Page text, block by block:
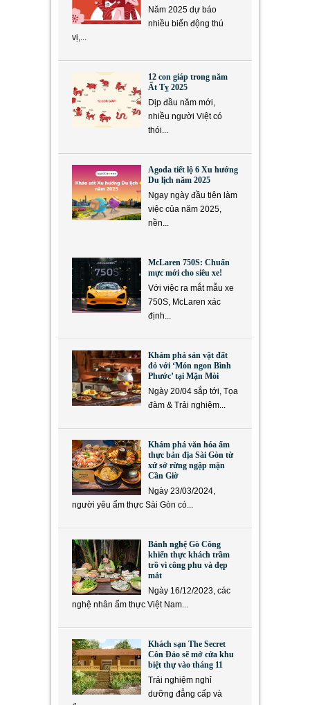
Năm 2025 dự báo
nhiều biến động thú
vị,...
12 con giáp trong năm
Ất Tỵ 2025
Dịp đầu năm mới,
nhiều người Việt có
thói...
Agoda tiết lộ 6 Xu hướng
Du lịch năm 2025
Ngay ngày đầu tiên làm
việc của năm 2025,
nền...
McLaren 750S: Chuẩn
mực mới cho siêu xe!
Với việc ra mắt mẫu xe
750S, McLaren xác
định...
Khám phá sản vật đất
đỏ với ‘Món ngon Bình
Phước’ tại Mặn Mòi
Ngày 20/04 sắp tới, Tọa
đàm & Trải nghiệm...
Khám phá văn hóa ẩm
thực bản địa Sài Gòn từ
xứ sở rừng ngập mặn
Cần Giờ
Ngày 23/03/2024,
người yêu ẩm thực Sài Gòn có...
Bánh nghệ Gò Công
khiến thực khách trầm
trồ vì công phu và đẹp
mắt
Ngày 16/12/2023, các
nghệ nhân ẩm thực Việt Nam...
Khách sạn The Secret
Côn Đảo sẽ mở cửa khu
biệt thự vào tháng 11
Trải nghiệm nghỉ
dưỡng đẳng cấp và